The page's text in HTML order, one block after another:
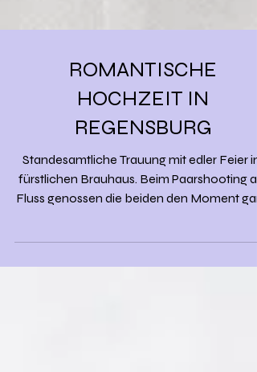
ROMANTISCHE
HOCHZEIT IN
REGENSBURG
Standesamtliche Trauung mit edler Feier im
fürstlichen Brauhaus. Beim Paarshooting
für sich.